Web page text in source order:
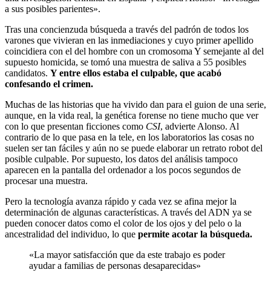
a sus posibles parientes».
Tras una concienzuda búsqueda a través del padrón de todos los
varones que vivieran en las inmediaciones y cuyo primer apellido
coincidiera con el del hombre con un cromosoma Y semejante al del
supuesto homicida, se tomó una muestra de saliva a 55 posibles
candidatos. Y entre ellos estaba el culpable, que acabó
confesando el crimen.
Muchas de las historias que ha vivido dan para el guion de una serie,
aunque, en la vida real, la genética forense no tiene mucho que ver
con lo que presentan ficciones como CSI, advierte Alonso. Al
contrario de lo que pasa en la tele, en los laboratorios las cosas no
suelen ser tan fáciles y aún no se puede elaborar un retrato robot del
posible culpable. Por supuesto, los datos del análisis tampoco
aparecen en la pantalla del ordenador a los pocos segundos de
procesar una muestra.
Pero la tecnología avanza rápido y cada vez se afina mejor la
determinación de algunas características. A través del ADN ya se
pueden conocer datos como el color de los ojos y del pelo o la
ancestralidad del individuo, lo que permite acotar la búsqueda.
«La mayor satisfacción que da este trabajo es poder
ayudar a familias de personas desaparecidas»